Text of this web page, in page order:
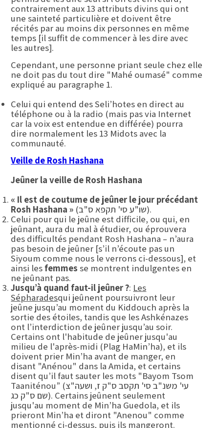
contrairement aux 13 attributs divins qui ont
une sainteté particulière et doivent être
récités par au moins dix personnes en même
temps [il suffit de commencer à les dire avec
les autres].
Cependant, une personne priant seule chez elle
ne doit pas du tout dire "Mahé oumasé" comme
expliqué au paragraphe 1.
Celui qui entend des Seli’hotes en direct au
téléphone ou à la radio (mais pas via Internet
car la voix est entendue en différée) pourra
dire normalement les 13 Midots avec la
communauté.
Veille de Rosh Hashana
Jeûner la veille de Rosh Hashana
« Il est de coutume de jeûner le jour précédant
Rosh Hashana »
(שו"ע סי' תקפא ס"ב).
Celui pour qui le jeûne est difficile, ou qui, en
jeûnant, aura du mal à étudier, ou éprouvera
des difficultés pendant Rosh Hashana – n’aura
pas besoin de jeûner [s’il n’écoute pas un
Siyoum comme nous le verrons ci-dessous], et
ainsi lesfemmes se montrent indulgentes en
ne jeûnant pas.
Jusqu’à quand faut-il jeûner ?: Les
Sépharadesqui jeûnent poursuivront leur
jeûne jusqu’au moment du Kiddouch après la
sortie des étoiles, tandis que les Ashkénazes
ont l’interdiction de jeûner jusqu’au soir.
Certains ont l'habitude de jeûner jusqu'au
milieu de l'après-midi (Plag HaMin’ha), et ils
doivent prier Min’ha avant de manger, en
disant "Anénou" dans la Amida, et certains
disent qu’il faut sauter les mots "Bayom Tsom
Taaniténou” (עי' משנ"ב סי' תקסב ס"ק ז, ושעה"צ
שם ס"ק כג). Certains jeûnent seulement
jusqu'au moment de Min’ha Guedola, et ils
prieront Min’ha et diront "Anenou" comme
mentionné ci-dessus, puis ils mangeront.